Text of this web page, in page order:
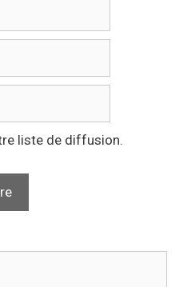
liste de diffusion.